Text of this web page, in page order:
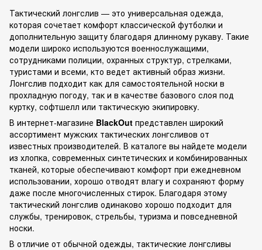
Тактический лонгслив — это универсальная одежда,
которая сочетает комфорт классической футболки и
дополнительную защиту благодаря длинному рукаву. Такие
модели широко используются военнослужащими,
сотрудниками полиции, охранных структур, стрелками,
туристами и всеми, кто ведет активный образ жизни.
Лонгслив подходит как для самостоятельной носки в
прохладную погоду, так и в качестве базового слоя под
куртку, софтшелл или тактическую экипировку.
В интернет-магазине BlackOut представлен широкий
ассортимент мужских тактических лонгсливов от
известных производителей. В каталоге вы найдете модели
из хлопка, современных синтетических и комбинированных
тканей, которые обеспечивают комфорт при ежедневном
использовании, хорошо отводят влагу и сохраняют форму
даже после многочисленных стирок. Благодаря этому
тактический лонгслив одинаково хорошо подходит для
службы, тренировок, стрельбы, туризма и повседневной
носки.
В отличие от обычной одежды, тактические лонгсливы